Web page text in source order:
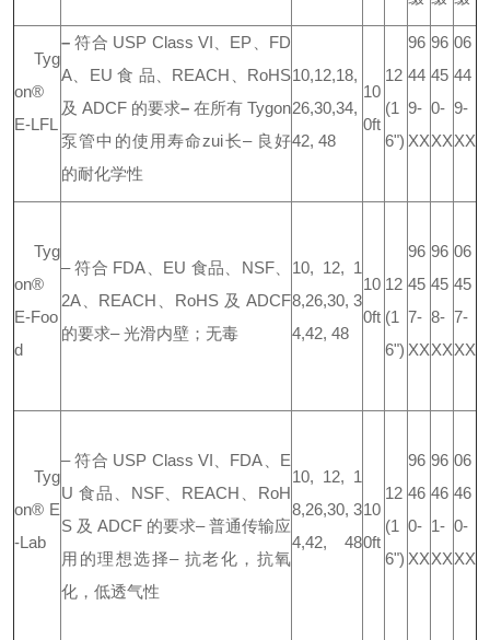
Tyg
on®
E-LFL
–符合 USP Class VI、EP、FD
A、EU 食 品、REACH、RoHS
及 ADCF 的要求– 在所有 Tygon
泵管中的使用寿命zui长–良好
的耐化学性
10,12,18,
26,30,34,
42, 48
10
0ft
12
(1
6")
96
44
9-
XX
96
45
0-
XX
06
44
9-
XX
Tyg
on®
E-Foo
d
–符合 FDA、EU 食品、NSF、
2A、REACH、 RoHS 及 ADCF
的要求–光滑内壁；无毒
10, 12, 1
8,26,30, 3
4,42, 48
10
0ft
12
(1
6")
96
45
7-
XX
96
45
8-
XX
06
45
7-
XX
Tyg
on® E
-Lab
–符合 USP Class VI、FDA、E
U 食品、NSF、 REACH、RoH
S 及 ADCF 的要求–普通传输应
用的理想选择–抗老化，抗氧
化，低透气性
10, 12, 1
8,26,30, 3
4,42, 48
10
0ft
12
(1
6")
96
46
0-
XX
96
46
1-
XX
06
46
0-
XX